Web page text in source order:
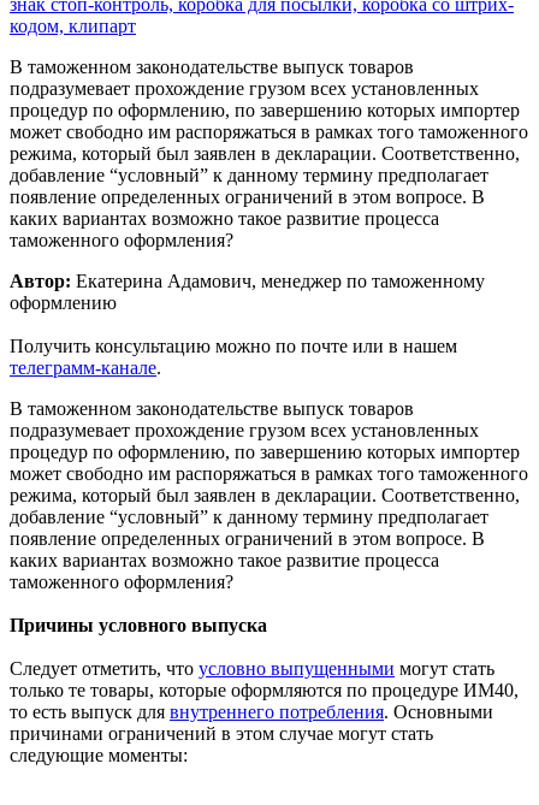
В таможенном законодательстве выпуск товаров
подразумевает прохождение грузом всех установленных
процедур по оформлению, по завершению которых импортер
может свободно им распоряжаться в рамках того таможенного
режима, который был заявлен в декларации. Соответственно,
добавление “условный” к данному термину предполагает
появление определенных ограничений в этом вопросе. В
каких вариантах возможно такое развитие процесса
таможенного оформления?
Автор: Екатерина Адамович, менеджер по таможенному
оформлению
Получить консультацию можно по почте или в нашем
телеграмм-канале.
В таможенном законодательстве выпуск товаров
подразумевает прохождение грузом всех установленных
процедур по оформлению, по завершению которых импортер
может свободно им распоряжаться в рамках того таможенного
режима, который был заявлен в декларации. Соответственно,
добавление “условный” к данному термину предполагает
появление определенных ограничений в этом вопросе. В
каких вариантах возможно такое развитие процесса
таможенного оформления?
Причины условного выпуска
Следует отметить, что условно выпущенными могут стать
только те товары, которые оформляются по процедуре ИМ40,
то есть выпуск для внутреннего потребления. Основными
причинами ограничений в этом случае могут стать
следующие моменты: